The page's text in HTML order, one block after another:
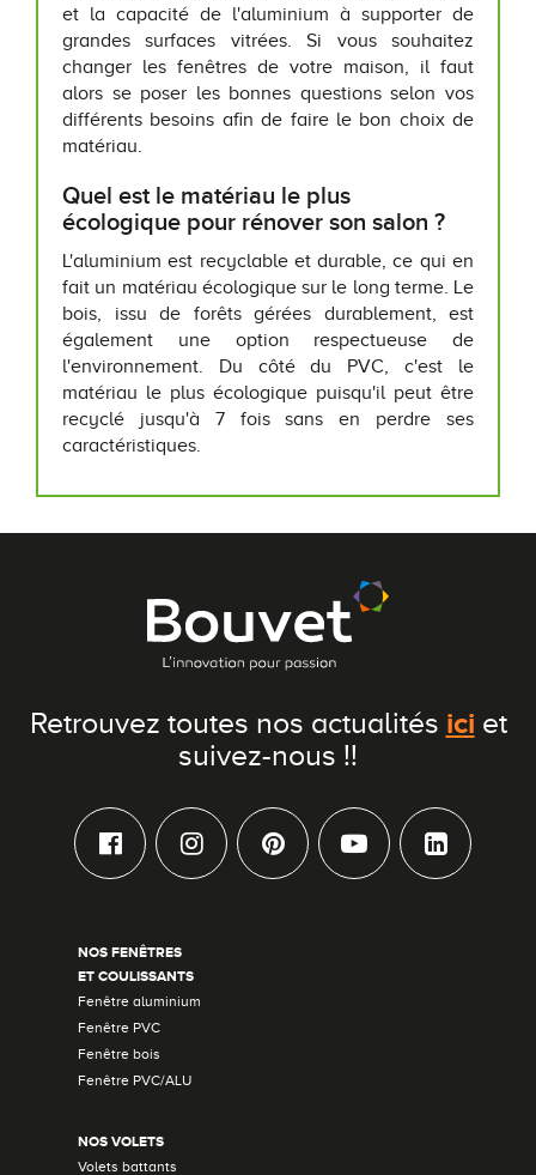
et la capacité de l'aluminium à supporter de
grandes surfaces vitrées. Si vous souhaitez
changer les fenêtres de votre maison, il faut
alors se poser les bonnes questions selon vos
différents besoins afin de faire le bon choix de
matériau.
Quel est le matériau le plus
écologique pour rénover son salon ?
L'aluminium est recyclable et durable, ce qui en
fait un matériau écologique sur le long terme. Le
bois, issu de forêts gérées durablement, est
également une option respectueuse de
l'environnement. Du côté du PVC, c'est le
matériau le plus écologique puisqu'il peut être
recyclé jusqu'à 7 fois sans en perdre ses
caractéristiques.
Retrouvez toutes nos actualités ici et
suivez-nous !!
NOS FENÊTRES
ET COULISSANTS
Fenêtre aluminium
Fenêtre PVC
Fenêtre bois
Fenêtre PVC/ALU
NOS VOLETS
Volets battants